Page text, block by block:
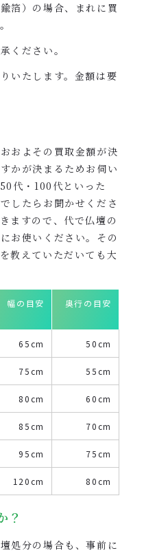
箔）の場合、まれに買
ください。
いたします。金額は要
およその買取金額が決
かが決まるためお伺い
代・100代といった
したらお聞かせくださ
ますので、代で仏壇の
お使いください。その
教えていただいても大
幅の目安 奥行の目安
65cm 50cm
75cm 55cm
80cm 60cm
85cm 70cm
95cm 75cm
120cm 80cm
？
処分の場合も、事前に